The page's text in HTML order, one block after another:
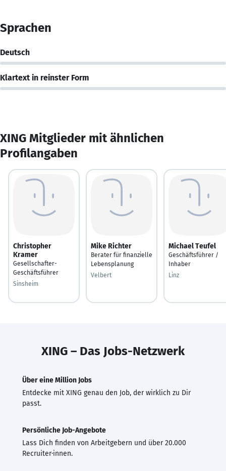
Sprachen
Deutsch
Klartext in reinster Form
XING Mitglieder mit ähnlichen
Profilangaben
Christopher
Kramer
Gesellschafter-
Geschäftsführer
Sinsheim
Mike Richter
Berater für finanzielle
Lebensplanung
Velbert
Michael Teufel
Geschäftsführer /
Inhaber
Linz
XING – Das Jobs-Netzwerk
Über eine Million Jobs
Entdecke mit XING genau den Job, der wirklich zu Dir
passt.
Persönliche Job-Angebote
Lass Dich finden von Arbeitgebern und über 20.000
Recruiter·innen.